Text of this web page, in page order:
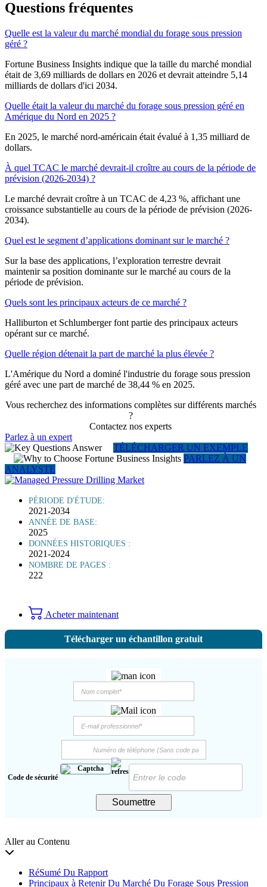
Questions fréquentes
Quelle est la valeur du marché mondial du forage sous pression
géré ?
Fortune Business Insights indique que la taille du marché mondial
était de 3,69 milliards de dollars en 2026 et devrait atteindre 5,14
milliards de dollars d'ici 2034.
Quelle était la valeur du marché du forage sous pression géré en
Amérique du Nord en 2025 ?
En 2025, le marché nord-américain était évalué à 1,35 milliard de
dollars.
À quel TCAC le marché devrait-il croître au cours de la période de
prévision (2026-2034) ?
Le marché devrait croître à un TCAC de 4,23 %, affichant une
croissance substantielle au cours de la période de prévision (2026-
2034).
Quel est le segment d’applications dominant sur le marché ?
Sur la base des applications, l’exploration terrestre devrait
maintenir sa position dominante sur le marché au cours de la
période de prévision.
Quels sont les principaux acteurs de ce marché ?
Halliburton et Schlumberger font partie des principaux acteurs
opérant sur ce marché.
Quelle région détenait la part de marché la plus élevée ?
L'Amérique du Nord a dominé l'industrie du forage sous pression
géré avec une part de marché de 38,44 % en 2025.
Vous recherchez des informations complètes sur différents marchés
?
Contactez nos experts
Parlez à un expert
TÉLÉCHARGER UN EXEMPLE
PARLEZ À UN
ANALYSTE
PÉRIODE D'ÉTUDE:
2021-2034
ANNÉE DE BASE:
2025
DONNÉES HISTORIQUES :
2021-2024
NOMBRE DE PAGES :
222
Acheter maintenant
Télécharger un échantillon gratuit
Code de sécurité
Soumettre
Aller au Contenu
RéSumé Du Rapport
Principaux à Retenir Du Marché Du Forage Sous Pression